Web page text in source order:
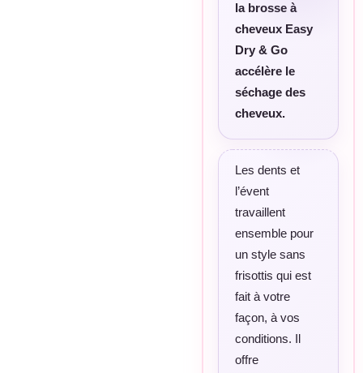
la brosse à
cheveux Easy
Dry & Go
accélère le
séchage des
cheveux.
Les dents et
l’évent
travaillent
ensemble pour
un style sans
frisottis qui est
fait à votre
façon, à vos
conditions. Il
offre